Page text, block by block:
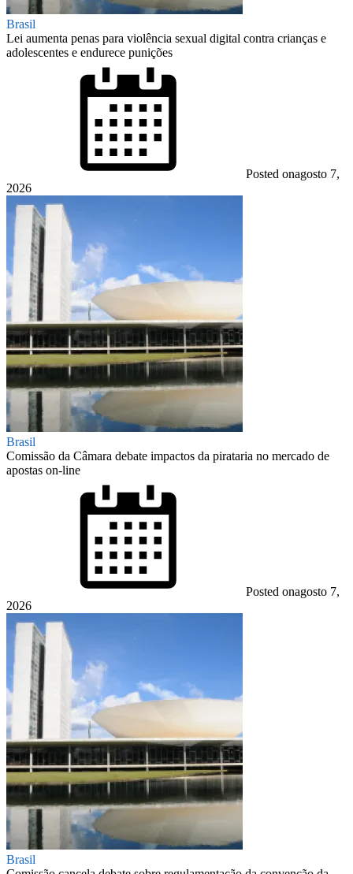
Brasil
Lei aumenta penas para violência sexual digital contra crianças e
adolescentes e endurece punições
Posted onagosto 7,
2026
Brasil
Comissão da Câmara debate impactos da pirataria no mercado de
apostas on-line
Posted onagosto 7,
2026
Brasil